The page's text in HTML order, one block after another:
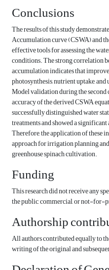
Conclusions
The results of this study
Accumulation curve (CSWA) and
effective tools for assessing the
conditions. The strong correlation
accumulation indicates that
photosynthesis, nutrient uptake,
Model validation during the
accuracy of the derived CSWA
successfully distinguished water
treatments and showed a
Therefore, the application of these
approach for irrigation planning
greenhouse spinach cultivation.
Funding
This research did not receive any
the public, commercial, or not-for-
Authorship
All authors contributed equally to
writing of the original and